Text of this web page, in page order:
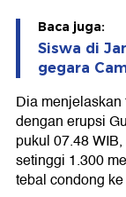
Baca juga:
Siswa di
gegara
Dia
dengan erupsi
pukul 07.48
setinggi 1.300
tebal condong